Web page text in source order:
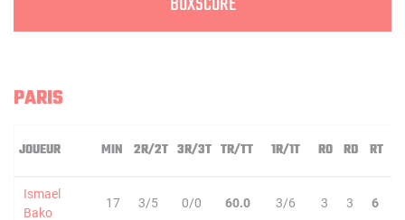
PARIS
JOUEUR MIN 2R/2T 3R/3T TR/TT 1R/1T RO RD RT
Ismael
Bako
17 3/5 0/0 60.0 3/6 3 3 6